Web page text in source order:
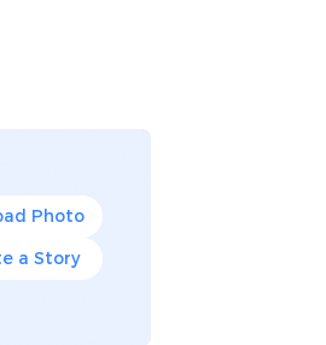
Photo
a Story